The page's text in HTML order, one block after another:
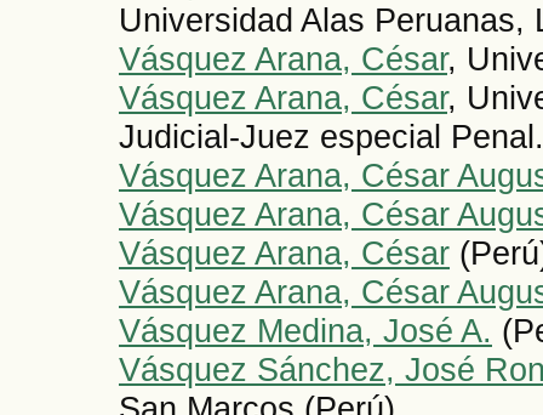
Universidad Alas Peruanas,
Vásquez Arana, César,
Vásquez Arana, César,
Judicial-Juez especial
Vásquez Arana, César
Vásquez Arana, César
Vásquez Arana, César
Vásquez Arana, César
Vásquez Medina, José A.
Vásquez Sánchez, José